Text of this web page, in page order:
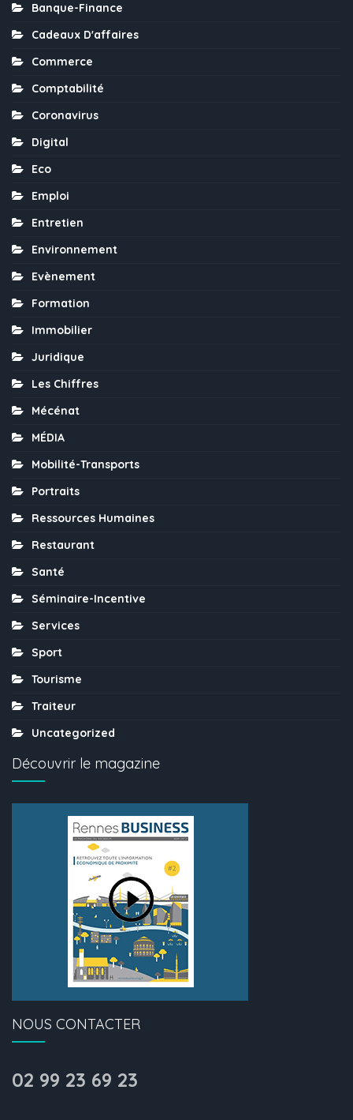
Banque-Finance
Cadeaux D'affaires
Commerce
Comptabilité
Coronavirus
Digital
Eco
Emploi
Entretien
Environnement
Evènement
Formation
Immobilier
Juridique
Les Chiffres
Mécénat
MÉDIA
Mobilité-Transports
Portraits
Ressources Humaines
Restaurant
Santé
Séminaire-Incentive
Services
Sport
Tourisme
Traiteur
Uncategorized
Découvrir le magazine
NOUS CONTACTER
02 99 23 69 23